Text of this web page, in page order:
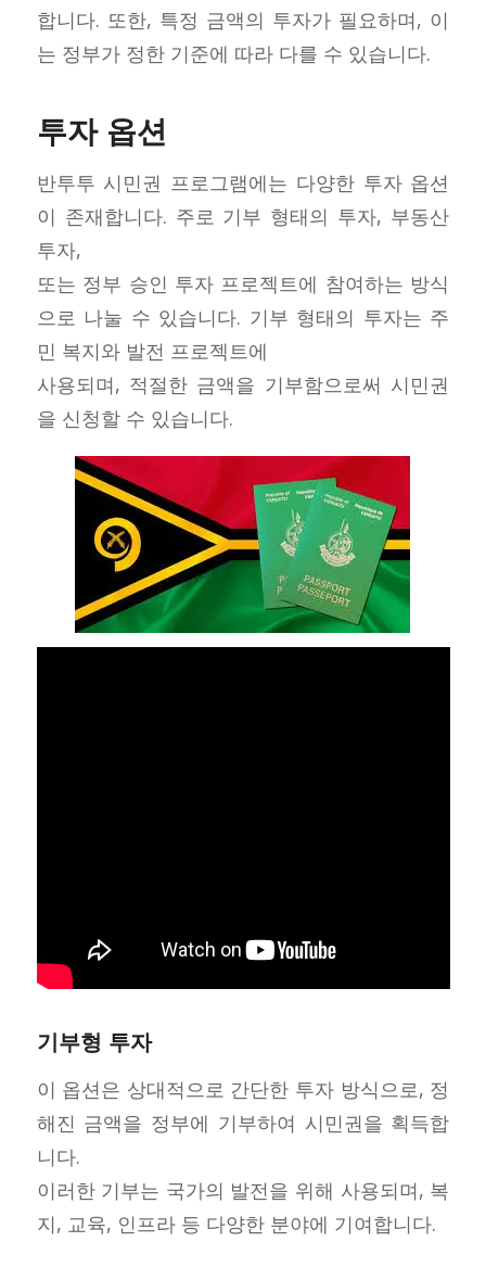
합니다. 또한, 특정 금액의 투자가 필요하며, 이
는 정부가 정한 기준에 따라 다를 수 있습니다.
투자 옵션
반투투 시민권 프로그램에는 다양한 투자 옵션
이 존재합니다. 주로 기부 형태의 투자, 부동산
투자,
또는 정부 승인 투자 프로젝트에 참여하는 방식
으로 나눌 수 있습니다. 기부 형태의 투자는 주
민 복지와 발전 프로젝트에
사용되며, 적절한 금액을 기부함으로써 시민권
을 신청할 수 있습니다.
기부형 투자
이 옵션은 상대적으로 간단한 투자 방식으로, 정
해진 금액을 정부에 기부하여 시민권을 획득합
니다.
이러한 기부는 국가의 발전을 위해 사용되며, 복
지, 교육, 인프라 등 다양한 분야에 기여합니다.